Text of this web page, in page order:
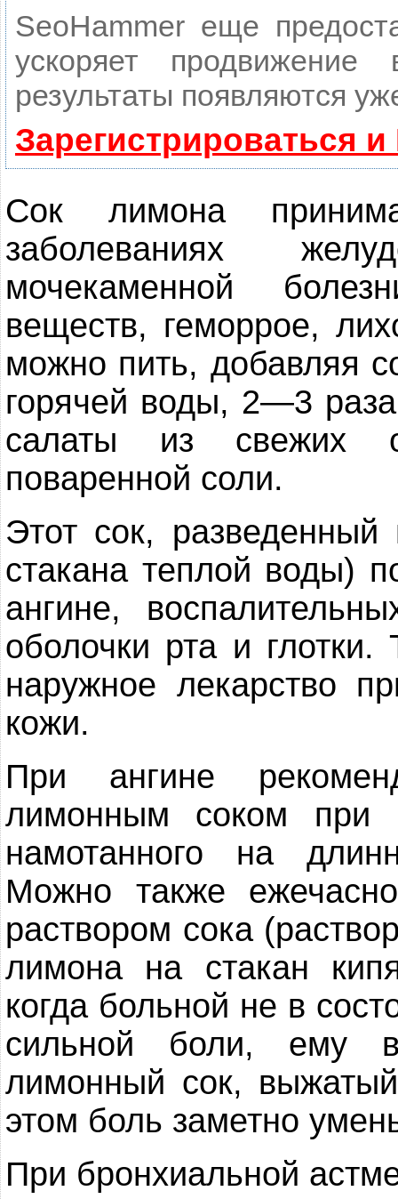
SeoHammer еще
ускоряет
результаты появляются
Зарегистрироваться
Сок лимона
заболеваниях
мочекаменной
веществ, геморрое,
можно пить, добавляя
горячей воды, 2—3
салаты из свежих
поваренной соли.
Этот сок,
стакана теплой воды)
ангине,
оболочки рта и глотки.
наружное лекарство
кожи.
При ангине
лимонным соком при
намотанного на
Можно также
раствором сока
лимона на стакан
когда больной не в
сильной боли, ему
лимонный сок,
этом боль заметно
При бронхиальной